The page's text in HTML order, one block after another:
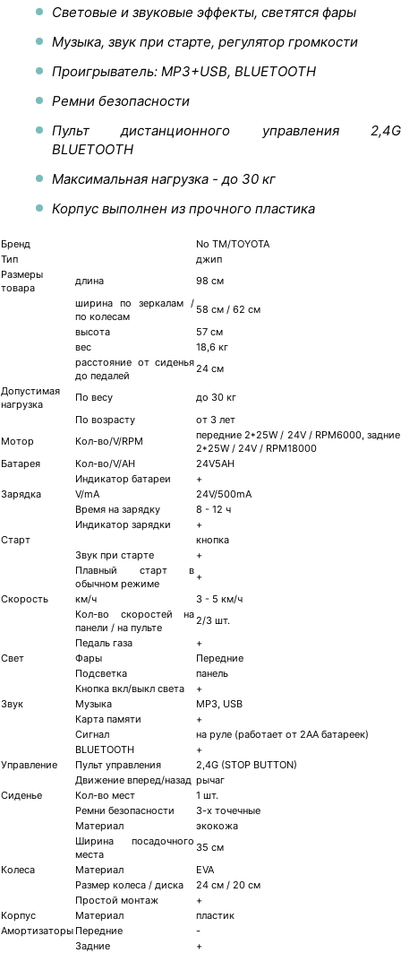
Световые и звуковые эффекты, светятся фары
Музыка, звук при старте, регулятор громкости
Проигрыватель: MP3+USB, BLUETOOTH
Ремни безопасности
Пульт дистанционного управления 2,4G
BLUETOOTH
Максимальная нагрузка - до 30 кг
Корпус выполнен из прочного пластика
Бренд
No TM/TOYOTA
Тип
джип
Размеры
товара
длина
98 см
ширина по зеркалам /
по колесам
58 см / 62 см
высота
57 см
вес
18,6 кг
расстояние от сиденья
до педалей
24 см
Допустимая
нагрузка
По весу
до 30 кг
По возрасту
от 3 лет
Мотор
Кол-во/V/RPM
передние 2*25W / 24V / RPM6000, задние
2*25W / 24V / RPM18000
Батарея
Кол-во/V/AH
24V5AH
Индикатор батареи
+
Зарядка
V/mA
24V/500mA
Время на зарядку
8 - 12 ч
Индикатор зарядки
+
Старт
кнопка
Звук при старте
+
Плавный старт в
обычном режиме
+
Скорость
км/ч
3 - 5 км/ч
Кол-во скоростей на
панели / на пульте
2/3 шт.
Педаль газа
+
Свет
Фары
Передние
Подсветка
панель
Кнопка вкл/выкл света
+
Звук
Музыка
MP3, USB
Карта памяти
+
Сигнал
на руле (работает от 2АА батареек)
BLUETOOTH
+
Управление
Пульт управления
2,4G (STOP BUTTON)
Движение вперед/назад рычаг
Сиденье
Кол-во мест
1 шт.
Ремни безопасности
3-х точечные
Материал
экокожа
Ширина посадочного
места
35 см
Колеса
Материал
EVA
Размер колеса / диска
24 см / 20 см
Простой монтаж
+
Корпус
Материал
пластик
Амортизаторы Передние
-
Задние
+